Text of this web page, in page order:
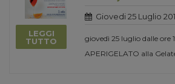
LEGGI
TUTTO
Giovedi 25 Luglio
giovedì 25 luglio dalle ore
APERIGELATO alla